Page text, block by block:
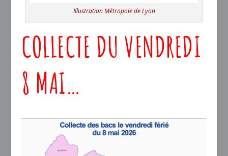
Illustration Métropole de Lyon
COLLECTE DU VENDREDI
8 MAI…